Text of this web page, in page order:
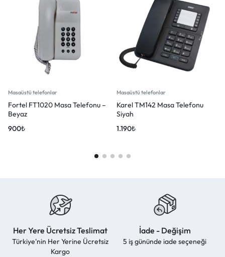
Masaüstü telefonlar
Fortel FT1020 Masa Telefonu –
Beyaz
900₺
Masaüstü telefonlar
Karel TM142 Masa Telefonu
Siyah
1.190₺
Her Yere Ücretsiz Teslimat
Türkiye'nin Her Yerine Ücretsiz
Kargo
İade - Değişim
5 iş gününde iade seçeneği